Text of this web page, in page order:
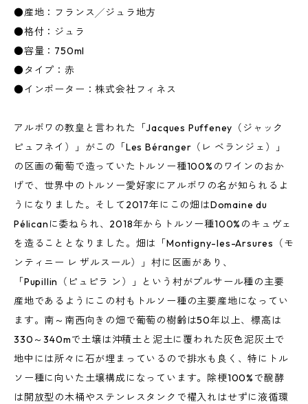
●産地：フランス╱ジュラ地方
●格付：ジュラ
●容量：750ml
●タイプ：赤
●インポーター：株式会社フィネス
アルボワの教皇と言われた「Jacques Puffeney（ジャック
ピュフネイ）」がこの「Les Béranger（レ ベランジェ）」
の区画の葡萄で造っていたトルソー種100%のワインのおか
げで、世界中のトルソー愛好家にアルボワの名が知られるよ
うになりました。そして2017年にこの畑はDomaine du
Pélicanに委ねられ、2018年からトルソー種100%のキュヴェ
を造ることとなりました。畑は「Montigny-les-Arsures（モ
ンティニー レ ザルスール）」村に区画があり、
「Pupillin（ピュピラ ン）」という村がプルサール種の主要
産地であるようにこの村もトルソー種の主要産地になってい
ます。南～南西向きの畑で葡萄の樹齢は50年以上、標高は
330～340mで土壌は沖積土と泥土に覆われた灰色泥灰土で
地中には所々に石が埋まっているので排水も良く、特にトル
ソー種に向いた土壌構成になっています。除梗100%で醗酵
は開放型の木桶やステンレスタンクで櫂入れはせずに液循環